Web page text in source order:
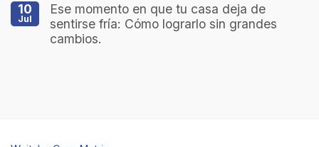
10
Jul
Ese momento en que tu casa deja de
sentirse fría: Cómo lograrlo sin grandes
cambios.